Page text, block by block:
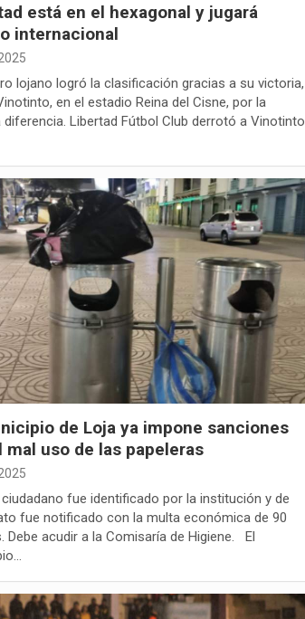
está en el hexagonal y jugará
internacional
lojano logró la clasificación gracias a su victoria,
en el estadio Reina del Cisne, por la
diferencia. Libertad Fútbol Club derrotó a Vinotinto
de Loja ya impone sanciones
mal uso de las papeleras
ciudadano fue identificado por la institución y de
fue notificado con la multa económica de 90
Debe acudir a la Comisaría de Higiene. El